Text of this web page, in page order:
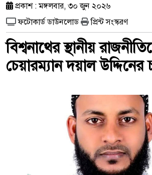
প্রকাশ : মঙ্গলবার, ৩০ জুন ২০২৬
ফটোকার্ড ডাউনলোড
প্রিন্ট সংস্করণ
বিশ্বনাথের স্থানীয়
চেয়ারম্যান দয়াল